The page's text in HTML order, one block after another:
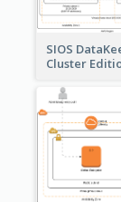
SIOS
Cluster